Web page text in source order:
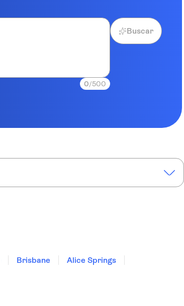
0/500
Buscar
Brisbane
Alice Springs